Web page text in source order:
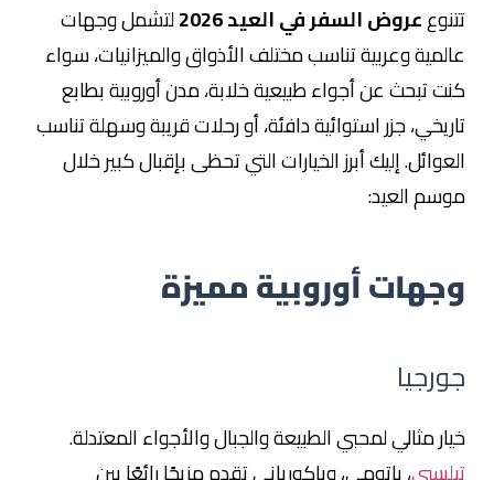
تتنوععروض السفر في العيد 2026
لتشمل وجهات
عالمية وعربية تناسب مختلف الأذواق والميزانيات، سواء
كنت تبحث عن أجواء طبيعية خلابة، مدن أوروبية بطابع
تاريخي، جزر استوائية دافئة، أو رحلات قريبة وسهلة تناسب
العوائل. إليك أبرز الخيارات التي تحظى بإقبال كبير خلال
موسم العيد:
وجهات أوروبية مميزة
جورجيا
خيار مثالي لمحبي الطبيعة والجبال والأجواء المعتدلة.